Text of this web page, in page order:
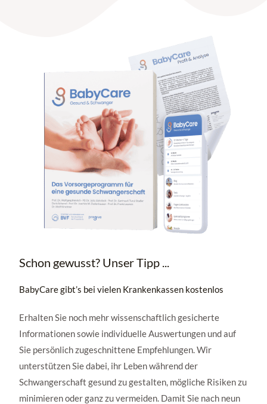
Schon gewusst? Unser Tipp ...
BabyCare gibt’s bei vielen Krankenkassen kostenlos
Erhalten Sie noch mehr wissenschaftlich gesicherte
Informationen sowie individuelle Auswertungen und auf
Sie persönlich zugeschnittene Empfehlungen. Wir
unterstützen Sie dabei, ihr Leben während der
Schwangerschaft gesund zu gestalten, mögliche Risiken zu
minimieren oder ganz zu vermeiden. Damit Sie nach neun